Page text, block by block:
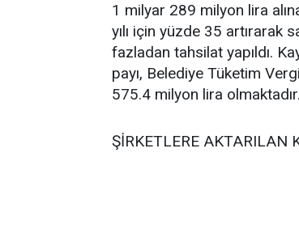
1 milyar 289 milyon lira
yılı için yüzde 35
fazladan tahsilat yapıldı.
payı, Belediye Tüketim
575.4 milyon lira
ŞİRKETLERE AKTARILAN